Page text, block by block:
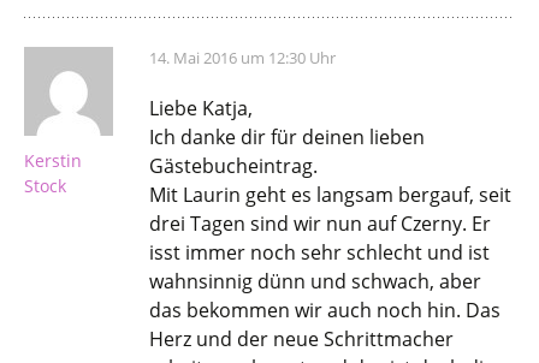
Kerstin
Stock
14. Mai 2016 um 12:30 Uhr
Liebe Katja,
Ich danke dir für deinen lieben
Gästebucheintrag.
Mit Laurin geht es langsam bergauf, seit
drei Tagen sind wir nun auf Czerny. Er
isst immer noch sehr schlecht und ist
wahnsinnig dünn und schwach, aber
das bekommen wir auch noch hin. Das
Herz und der neue Schrittmacher